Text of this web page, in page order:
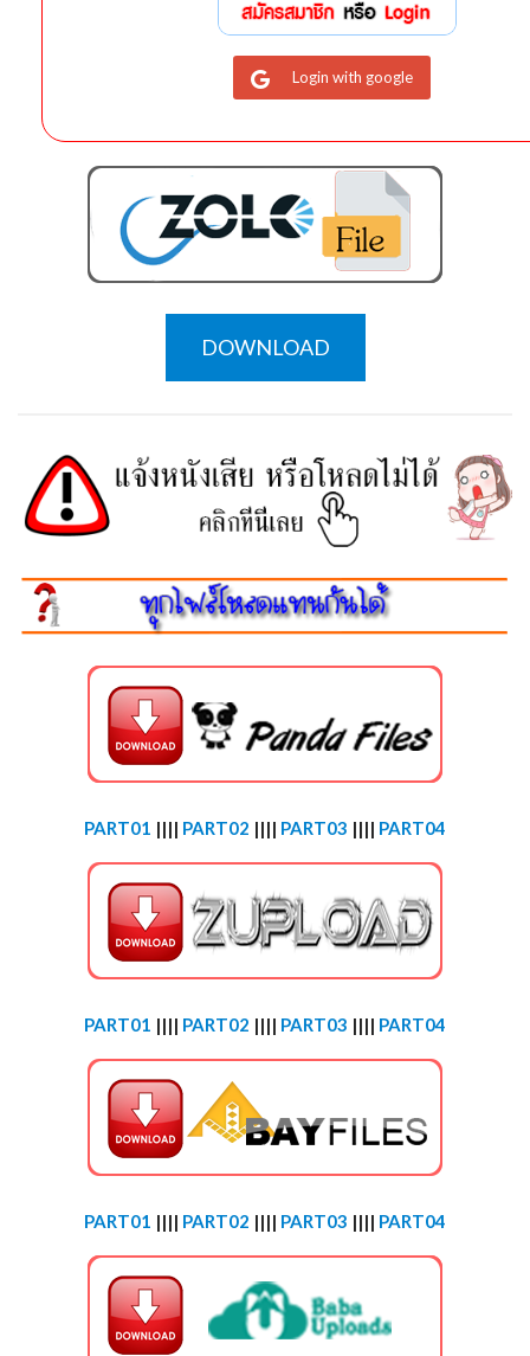
Login with google
DOWNLOAD
PART01 |||| PART02 |||| PART03 |||| PART04
PART01 |||| PART02 |||| PART03 |||| PART04
PART01 |||| PART02 |||| PART03 |||| PART04